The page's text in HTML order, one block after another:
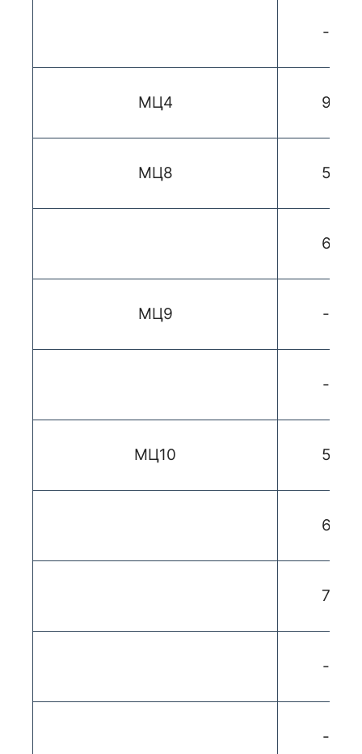
-
МЦ4 9
МЦ8 5
6
МЦ9 -
-
МЦ10 5
6
7
-
-